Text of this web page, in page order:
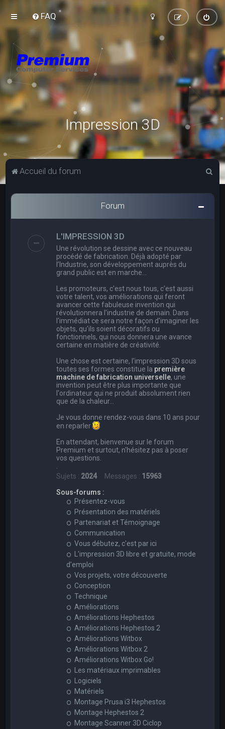
FAQ
Impression 3D
Accueil du forum
c
Forum
L'IMPRESSION 3D
Une révolution se dessine avec ce nouveau
procédé de fabrication. Déjà adopté par
l’Industrie, son développement auprès du
grand public est en marche…
Les promoteurs, c'est nous tous, c'est aussi
votre talent, vos améliorations qui feront
avancer cette fabuleuse invention qui
révolutionnera l'industrie de demain. Dans
l'immédiat ce sera notre façon d'imaginer les
objets, qu'ils soient décoratifs ou
fonctionnels, qui nous donnera une avance
certaine en matière de créativité.
Une chose est certaine, l'impression 3D sous
toutes ses formes constitue la première
machine de fabrication universelle, une
invention peut être plus importante que
l'ordinateur qui ne produit absolument rien
que de la chaleur...
Je vous donne rendez-vous dans 10 ans pour
en reparler
En attendant, bienvenue sur le forum
Premium et surtout, n'hésitez pas à poser
vos questions.
Sujets : 2024Messages : 15963
Sous-forums :
Présentez-vous
Présentation des matériels
Partenariat et Témoignage
Communication
Vous débutez, c'est par ici
L'impression 3D libre et gratuite, mode
d'emploi
Vos projets, votre découverte
Conception
Technique
Améliorations
Améliorations Hephestos
Améliorations Hephestos 2
Améliorations Witbox
Améliorations Witbox 2
Améliorations Witbox Go!
Les matériaux imprimables
Logiciels
Matériels
Montage Prusa i3 Hephestos
Montage Hephestos 2
Montage Scanner 3D Ciclop